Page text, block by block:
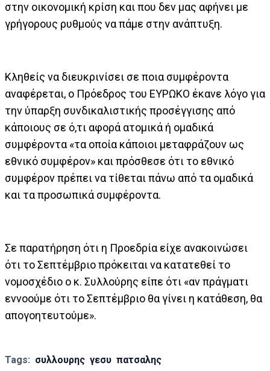
στην οικονομική κρίση και που δεν μας αφήνει με
γρήγορους ρυθμούς να πάμε στην ανάπτυξη.
Κληθείς να διευκρινίσει σε ποια συμφέροντα
αναφέρεται, ο Πρόεδρος του ΕΥΡΩΚΟ έκανε λόγο για
την ύπαρξη συνδικαλιστικής προσέγγισης από
κάποιους σε ό,τι αφορά ατομικά ή ομαδικά
συμφέροντα «τα οποία κάποιοι μεταφράζουν ως
εθνικό συμφέρον» και πρόσθεσε ότι το εθνικό
συμφέρον πρέπει να τίθεται πάνω από τα ομαδικά
και τα προσωπικά συμφέροντα.
Σε παρατήρηση ότι η Προεδρία είχε ανακοινώσει
ότι το Σεπτέμβριο πρόκειται να κατατεθεί το
νομοσχέδιο ο κ. Συλλούρης είπε ότι «αν πράγματι
εννοούμε ότι το Σεπτέμβριο θα γίνει η κατάθεση, θα
απογοητευτούμε».
Tags: συλλουρης γεσυ πατσαλης